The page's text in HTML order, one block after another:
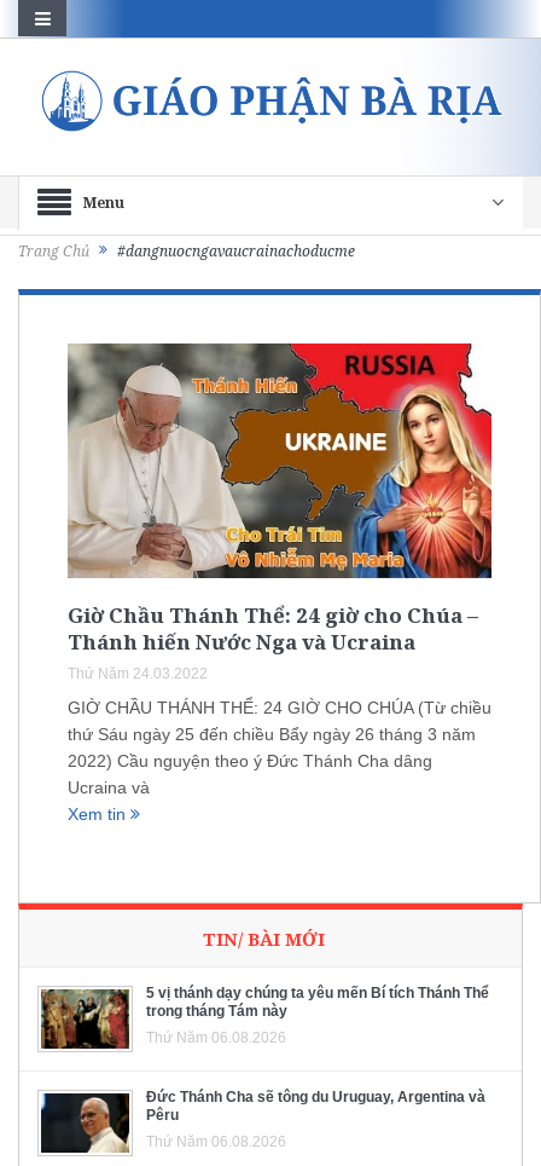
Menu
Trang Chủ #dangnuocngavaucrainachoducme
Giờ Chầu Thánh Thể: 24 giờ cho Chúa –
Thánh hiến Nước Nga và Ucraina
Thứ Năm 24.03.2022
GIỜ CHẦU THÁNH THỂ: 24 GIỜ CHO CHÚA (Từ chiều
thứ Sáu ngày 25 đến chiều Bẩy ngày 26 tháng 3 năm
2022) Cầu nguyện theo ý Đức Thánh Cha dâng
Ucraina và
Xem tin
TIN/ BÀI MỚI
5 vị thánh dạy chúng ta yêu mến Bí tích Thánh Thể
trong tháng Tám này
Thứ Năm 06.08.2026
Đức Thánh Cha sẽ tông du Uruguay, Argentina và
Pêru
Thứ Năm 06.08.2026